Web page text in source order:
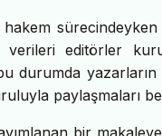
sürecindeyken
verileri editörler
durumda
paylaşmaları